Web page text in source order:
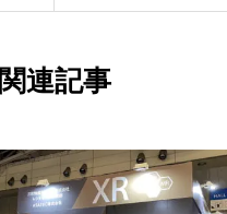
関連記事